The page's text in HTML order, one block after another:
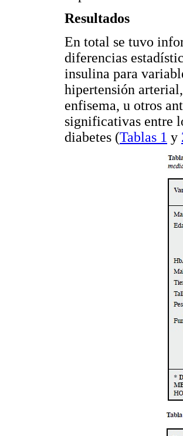
Resultados
En total se tuvo
diferencias
insulina para
hipertensión
enfisema, u otros
significativas entre
diabetes (Tablas 1 y